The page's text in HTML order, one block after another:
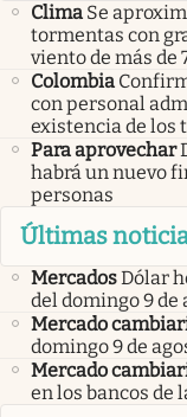
Clima Se
tormentas con
viento de más de
Colombia
con personal
existencia de los
Para aprovechar
habrá un nuevo
personas
Últimas
MercadosDólar
del domingo 9
Mercado
domingo 9 de
Mercado
en los bancos de